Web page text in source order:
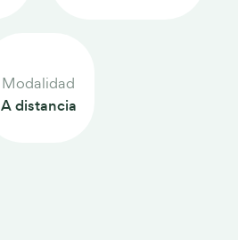
Modalidad
A distancia